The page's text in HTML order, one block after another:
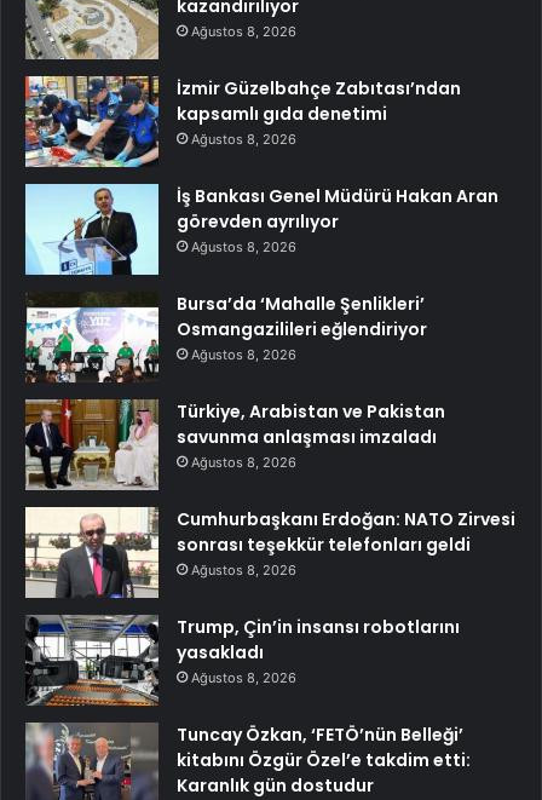
kazandırılıyor
Ağustos 8, 2026
İzmir Güzelbahçe Zabıtası’ndan
kapsamlı gıda denetimi
Ağustos 8, 2026
İş Bankası Genel Müdürü Hakan Aran
görevden ayrılıyor
Ağustos 8, 2026
Bursa’da ‘Mahalle Şenlikleri’
Osmangazilileri eğlendiriyor
Ağustos 8, 2026
Türkiye, Arabistan ve Pakistan
savunma anlaşması imzaladı
Ağustos 8, 2026
Cumhurbaşkanı Erdoğan: NATO Zirvesi
sonrası teşekkür telefonları geldi
Ağustos 8, 2026
Trump, Çin’in insansı robotlarını
yasakladı
Ağustos 8, 2026
Tuncay Özkan, ‘FETÖ’nün Belleği’
kitabını Özgür Özel’e takdim etti:
Karanlık gün dostudur